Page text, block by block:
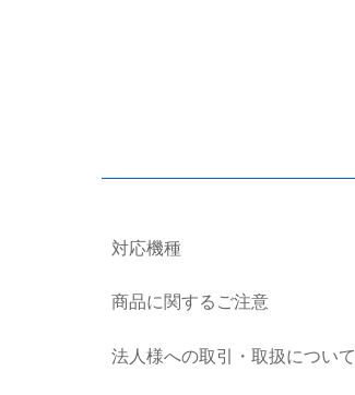
対応機種
商品に関するご注意
法人様への取引・取扱について